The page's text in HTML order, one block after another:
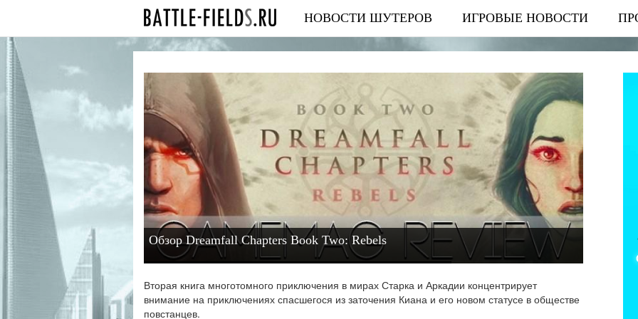
НОВОСТИ ШУТЕРОВ ИГРОВЫЕ НОВОСТИ
Обзор Dreamfall Chapters Book Two: Rebels
Вторая книга многотомного приключения в мирах Старка и Аркадии концентрирует
внимание на приключениях спасшегося из заточения Киана и его новом статусе в обществе
повстанцев.